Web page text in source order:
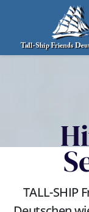
TALL-SHIP